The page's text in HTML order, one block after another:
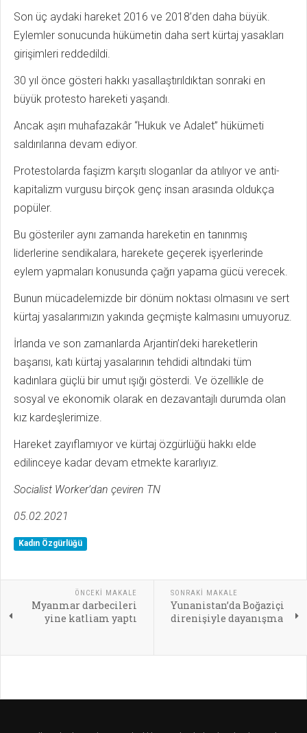
Son üç aydaki hareket 2016 ve 2018’den daha büyük.
Eylemler sonucunda hükümetin daha sert kürtaj yasakları
girişimleri reddedildi.
30 yıl önce gösteri hakkı yasallaştırıldıktan sonraki en
büyük protesto hareketi yaşandı.
Ancak aşırı muhafazakâr “Hukuk ve Adalet” hükümeti
saldırılarına devam ediyor.
Protestolarda faşizm karşıtı sloganlar da atılıyor ve anti-
kapitalizm vurgusu birçok genç insan arasında oldukça
popüler.
Bu gösteriler aynı zamanda hareketin en tanınmış
liderlerine sendikalara, harekete geçerek işyerlerinde
eylem yapmaları konusunda çağrı yapama gücü verecek.
Bunun mücadelemizde bir dönüm noktası olmasını ve sert
kürtaj yasalarımızın yakında geçmişte kalmasını umuyoruz.
İrlanda ve son zamanlarda Arjantin’deki hareketlerin
başarısı, katı kürtaj yasalarının tehdidi altındaki tüm
kadınlara güçlü bir umut ışığı gösterdi. Ve özellikle de
sosyal ve ekonomik olarak en dezavantajlı durumda olan
kız kardeşlerimize.
Hareket zayıflamıyor ve kürtaj özgürlüğü hakkı elde
edilinceye kadar devam etmekte kararlıyız.
Socialist Worker’dan çeviren TN
05.02.2021
Kadın Özgürlüğü
ÖNCEKI MAKALE
Myanmar darbecileri
yine katliam yaptı
SONRAKI MAKALE
Yunanistan’da Boğaziçi
direnişiyle dayanışma